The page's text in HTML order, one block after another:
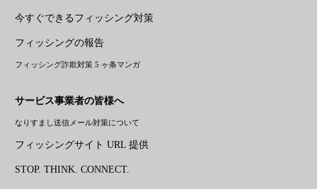
今すぐできるフィッシング対策
フィッシングの報告
フィッシング詐欺対策 5 ヶ条マンガ
サービス事業者の皆様へ
なりすまし送信メール対策について
フィッシングサイト URL 提供
STOP. THINK. CONNECT.